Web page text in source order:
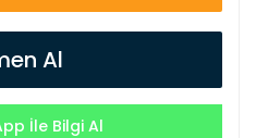
Al
İle Bilgi Al